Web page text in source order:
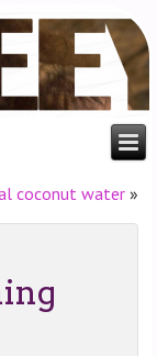
coconut water»